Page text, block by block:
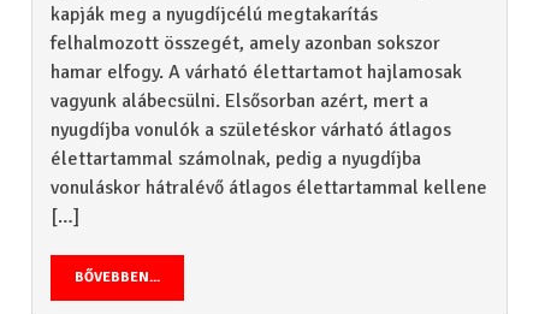
kapják meg a nyugdíjcélú megtakarítás
felhalmozott összegét, amely azonban sokszor
hamar elfogy. A várható élettartamot hajlamosak
vagyunk alábecsülni. Elsősorban azért, mert a
nyugdíjba vonulók a születéskor várható átlagos
élettartammal számolnak, pedig a nyugdíjba
vonuláskor hátralévő átlagos élettartammal kellene
[…]
BŐVEBBEN...